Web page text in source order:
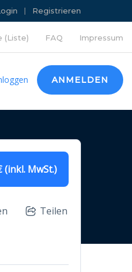
Registrieren
(Liste) FAQ Impressum
ANMELDEN
(inkl. MwSt.)
Teilen